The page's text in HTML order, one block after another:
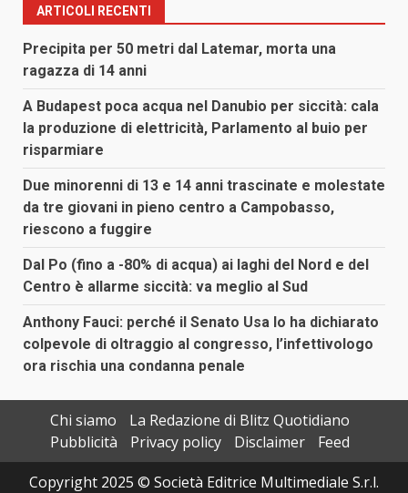
ARTICOLI RECENTI
Precipita per 50 metri dal Latemar, morta una
ragazza di 14 anni
A Budapest poca acqua nel Danubio per siccità: cala
la produzione di elettricità, Parlamento al buio per
risparmiare
Due minorenni di 13 e 14 anni trascinate e molestate
da tre giovani in pieno centro a Campobasso,
riescono a fuggire
Dal Po (fino a -80% di acqua) ai laghi del Nord e del
Centro è allarme siccità: va meglio al Sud
Anthony Fauci: perché il Senato Usa lo ha dichiarato
colpevole di oltraggio al congresso, l’infettivologo
ora rischia una condanna penale
Chi siamo
La Redazione di Blitz Quotidiano
Pubblicità
Privacy policy Disclaimer
Feed
Copyright 2025 © Società Editrice Multimediale S.r.l.